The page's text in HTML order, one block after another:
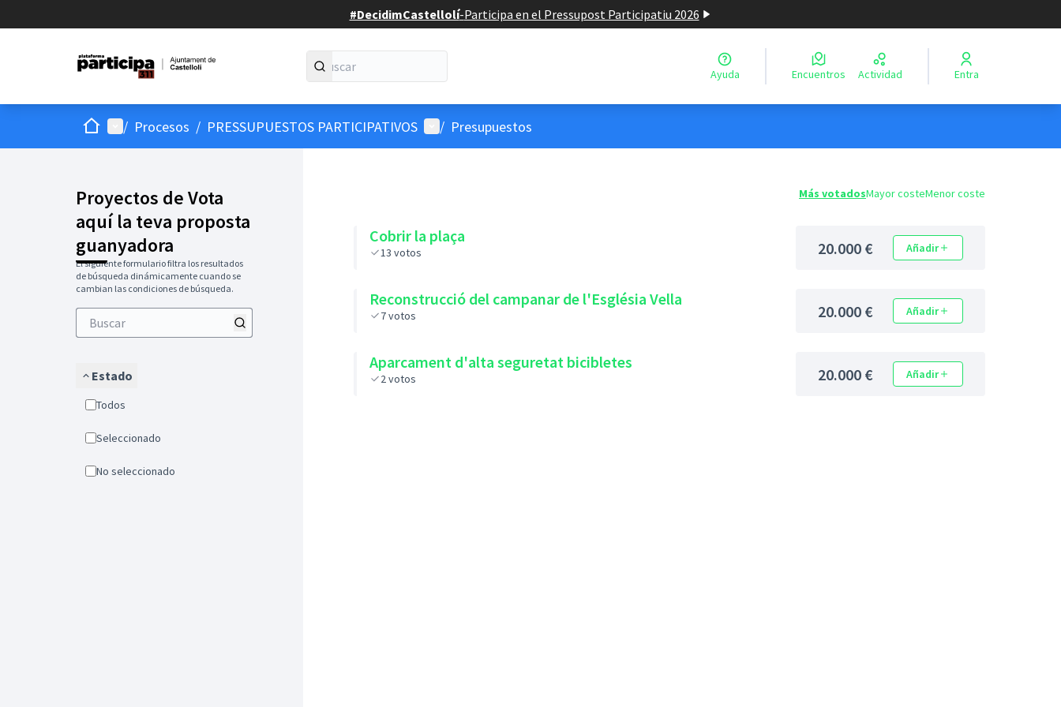
#DecidimCastellolí-Participa en el Pressupost Participatiu 2026
Ayuda Encuentros Actividad Entra
InicioMenú principal
/ Procesos / PRESSUPUESTOS PARTICIPATIVOS Menú de usuario
/ Presupuestos
Proyectos de Vota
aquí la teva proposta
guanyadora
El siguiente formulario filtra los resultados
de búsqueda dinámicamente cuando se
cambian las condiciones de búsqueda.
Estado
Todos
Seleccionado
No seleccionado
Más votadosMayor costeMenor coste
Cobrir la plaça
13 votos 20.000 € Añadir
Reconstrucció del campanar de l'Església Vella
7votos 20.000 € Añadir
Aparcament d'alta seguretat bicibletes
2votos 20.000 € Añadir